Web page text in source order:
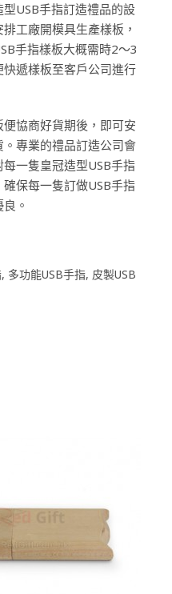
USB手指訂造禮品的設
工廠開模具生產樣板，
手指樣板大概需時2～3
遞樣板至客戶公司進行
協商好貨期後，即可安
專業的禮品訂造公司會
一隻皇冠造型USB手指
保每一隻訂做USB手指
。
, 多功能USB手指, 皮製USB